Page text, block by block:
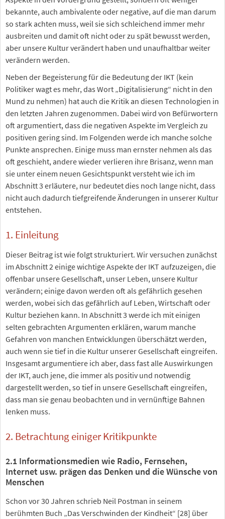
bekannte, auch ambivalente oder negative, auf die man darum
so stark achten muss, weil sie sich schleichend immer mehr
ausbreiten und damit oft nicht oder zu spät bewusst werden,
aber unsere Kultur verändert haben und unaufhaltbar weiter
verändern werden.
Neben der Begeisterung für die Bedeutung der IKT (kein
Politiker wagt es mehr, das Wort „Digitalisierung“ nicht in den
Mund zu nehmen) hat auch die Kritik an diesen Technologien in
den letzten Jahren zugenommen. Dabei wird von Befürwortern
oft argumentiert, dass die negativen Aspekte im Vergleich zu
positiven gering sind. Im Folgenden werde ich manche solche
Punkte ansprechen. Einige muss man ernster nehmen als das
oft geschieht, andere wieder verlieren ihre Brisanz, wenn man
sie unter einem neuen Gesichtspunkt versteht wie ich im
Abschnitt 3 erläutere, nur bedeutet dies noch lange nicht, dass
nicht auch dadurch tiefgreifende Änderungen in unserer Kultur
entstehen.
1. Einleitung
Dieser Beitrag ist wie folgt strukturiert. Wir versuchen zunächst
im Abschnitt 2 einige wichtige Aspekte der IKT aufzuzeigen, die
offenbar unsere Gesellschaft, unser Leben, unsere Kultur
verändern; einige davon werden oft als gefährlich gesehen
werden, wobei sich das gefährlich auf Leben, Wirtschaft oder
Kultur beziehen kann. In Abschnitt 3 werde ich mit einigen
selten gebrachten Argumenten erklären, warum manche
Gefahren von manchen Entwicklungen überschätzt werden,
auch wenn sie tief in die Kultur unserer Gesellschaft eingreifen.
Insgesamt argumentiere ich aber, dass fast alle Auswirkungen
der IKT, auch jene, die immer als positiv und notwendig
dargestellt werden, so tief in unsere Gesellschaft eingreifen,
dass man sie genau beobachten und in vernünftige Bahnen
lenken muss.
2. Betrachtung einiger Kritikpunkte
2.1 Informationsmedien wie Radio, Fernsehen,
Internet usw. prägen das Denken und die Wünsche von
Menschen
Schon vor 30 Jahren schrieb Neil Postman in seinem
berühmten Buch „Das Verschwinden der Kindheit“ [28] über